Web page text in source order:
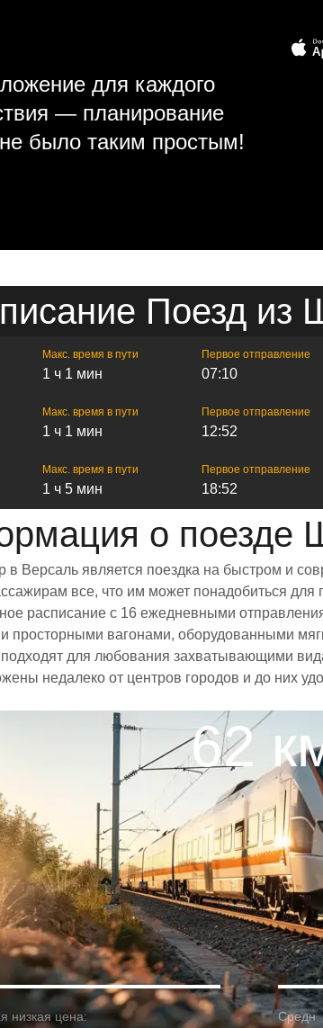
для каждого
— планирование
было таким простым!
Поезд из
Макс. время в пути
1 ч 1 мин
Первое отправление
07:10
Макс. время в пути
1 ч 1 мин
Первое отправление
12:52
Макс. время в пути
1 ч 5 мин
Первое отправление
18:52
о поезде
Версаль является поездка на быстром и
все, что им может понадобиться
расписание с 16 ежедневными
просторными вагонами, оборудованными
для любования захватывающими
недалеко от центров городов и до них
62
низкая цена: Средн.